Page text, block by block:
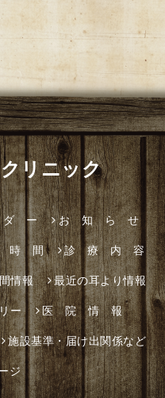
リニック
ー お 知 ら せ
時 間 診 療 内 容
情報 最近の耳より情報
ー 医 院 情 報
施設基準・届け出関係など
ジ